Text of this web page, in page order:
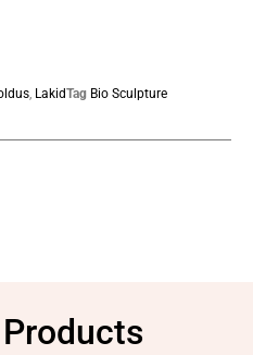
, LakidTag Bio Sculpture